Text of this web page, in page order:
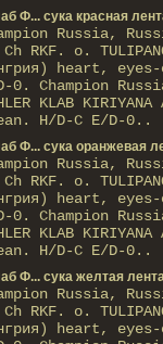
Ф... сука красная
Russia,
RKF. о.
heart,
0. Champion
KLAB KIRIYANA
H/D-С E/D-0..
Ф... сука оранжевая
Russia,
RKF. о.
heart,
0. Champion
KLAB KIRIYANA
H/D-С E/D-0..
Ф... сука желтая
Russia,
RKF. о.
heart,